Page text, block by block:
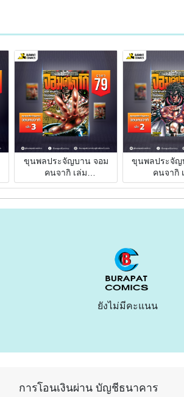
ขุนพลประจัญบาน จอม
คนจากิ เล่ม
3(0000000025)
ขุนพลประจัญ
คนจากิ
ยังไม่มีคะแนน
การโอนเงินผ่าน บัญชีธนาคาร